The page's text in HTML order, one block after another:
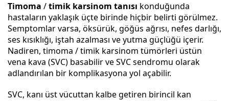
Timoma /timik karsinom tanısı konduğunda
hastaların yaklaşık üçte birinde hiçbir belirti görülmez.
Semptomlar varsa, öksürük, göğüs ağrısı, nefes darlığı,
ses kısıklığı, iştah azalması ve yutma güçlüğü içerir.
Nadiren, timoma / timik karsinom tümörleri üstün
vena kava (SVC) basabilir ve SVC sendromu olarak
adlandırılan bir komplikasyona yol açabilir.
SVC, kanı üst vücuttan kalbe getiren birincil kan